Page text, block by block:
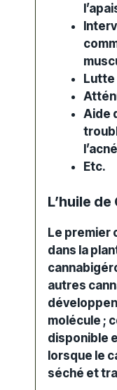
Lutte
Aide
Etc.
L’huile de
Le premier
dans la
autres
molécule ;
disponible
lorsque le
séché et